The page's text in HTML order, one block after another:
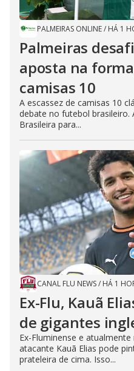
PALMEIRAS ONLINE/ HÁ 1
Palmeiras
aposta na
camisas 10
A escassez de camisas 10
debate no futebol brasileiro.
Brasileira para...
CANAL FLU NEWS/ HÁ 1
Ex-Flu, Kauã
de gigantes
Ex-Fluminense e
atacante Kauã Elias pode
prateleira de cima. Isso...